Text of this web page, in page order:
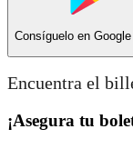
Consíguelo en
Encuentra el
¡Asegura tu